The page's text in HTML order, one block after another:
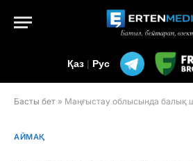
Қаз | Рус
Басты бет » Маңғыстау облысында балық
АЙМАҚ